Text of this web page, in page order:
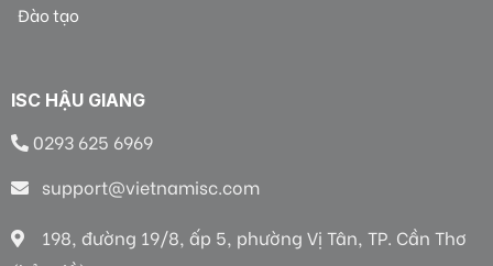
Đào tạo
ISC HẬU GIANG
0293 625 6969
support@vietnamisc.com
198, đường 19/8, ấp 5, phường Vị Tân, TP. Cần Thơ